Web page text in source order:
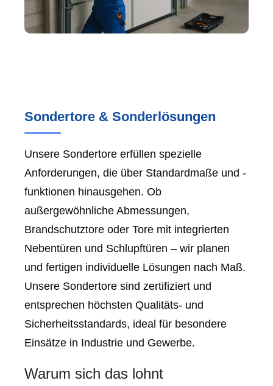
Sondertore & Sonderlösungen
Unsere Sondertore erfüllen spezielle
Anforderungen, die über Standardmaße und -
funktionen hinausgehen. Ob
außergewöhnliche Abmessungen,
Brandschutztore oder Tore mit integrierten
Nebentüren und Schlupftüren – wir planen
und fertigen individuelle Lösungen nach Maß.
Unsere Sondertore sind zertifiziert und
entsprechen höchsten Qualitäts- und
Sicherheitsstandards, ideal für besondere
Einsätze in Industrie und Gewerbe.
Warum sich das lohnt